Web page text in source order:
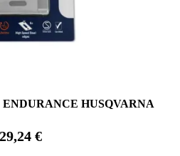
ENDURANCE HUSQVARNA
29,24 €